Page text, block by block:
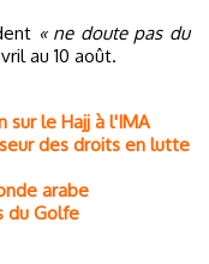
« ne doute pas du
au 10 août.
sur le Hajj à l'IMA
des droits en lutte
arabe
du Golfe